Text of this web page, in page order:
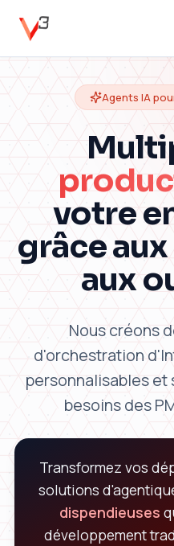
Agents IA
votre
grâce
aux
Nous créons
d'orchestration
personnalisables
besoins des
Transformez vos
solutions
dispendieuses
développement